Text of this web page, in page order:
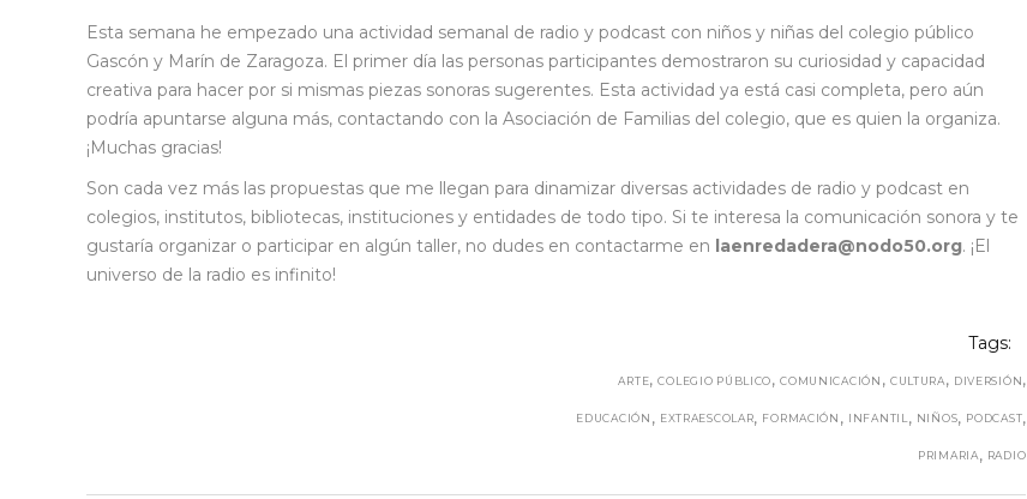
Esta semana he empezado una actividad semanal de radio y podcast con niños y niñas del colegio público
Gascón y Marín de Zaragoza. El primer día las personas participantes demostraron su curiosidad y capacidad
creativa para hacer por si mismas piezas sonoras sugerentes. Esta actividad ya está casi completa, pero aún
podría apuntarse alguna más, contactando con la Asociación de Familias del colegio, que es quien la organiza.
¡Muchas gracias!
Son cada vez más las propuestas que me llegan para dinamizar diversas actividades de radio y podcast en
colegios, institutos, bibliotecas, instituciones y entidades de todo tipo. Si te interesa la comunicación sonora y te
gustaría organizar o participar en algún taller, no dudes en contactarme en laenredadera@nodo50.org. ¡El
universo de la radio es infinito!
Tags:
ARTE,COLEGIO PÚBLICO,COMUNICACIÓN , CULTURA, DIVERSIÓN,
EDUCACIÓN , EXTRAESCOLAR, FORMACIÓN , INFANTIL , NIÑOS, PODCAST,
PRIMARIA, RADIO